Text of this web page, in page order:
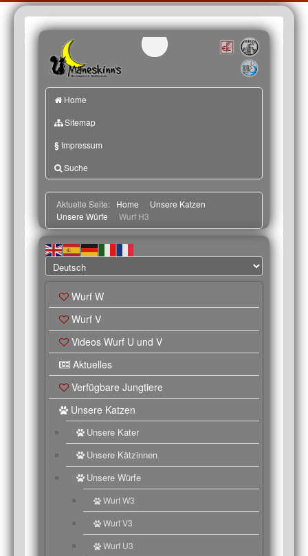
Home
Sitemap
§ Impressum
Suche
Aktuelle Seite: Home
Unsere Katzen
Unsere Würfe
Wurf H3
Wurf W
Wurf V
Videos Wurf U und V
Aktuelles
Verfügbare Jungtiere
Unsere Katzen
Unsere Kater
Unsere Kätzinnen
Unsere Würfe
Wurf W3
Wurf V3
Wurf U3